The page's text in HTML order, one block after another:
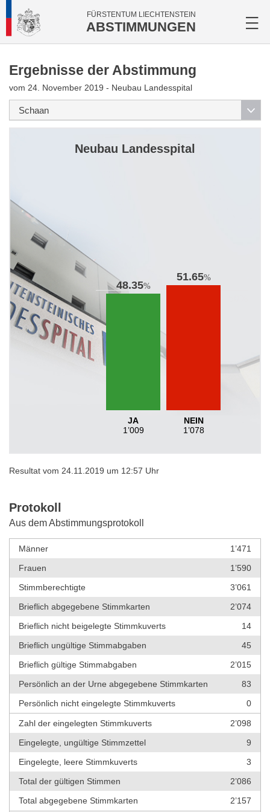
FÜRSTENTUM LIECHTENSTEIN
ABSTIMMUNGEN
Ergebnisse der Abstimmung
vom 24. November 2019 - Neubau Landesspital
Neubau Landesspital
48.35%
JA
1’009
51.65%
NEIN
1’078
Resultat vom 24.11.2019 um 12:57 Uhr
Protokoll
Aus dem Abstimmungsprotokoll
Männer
1’471
Frauen
1’590
Stimmberechtigte
3’061
Brieflich abgegebene Stimmkarten
2’074
Brieflich nicht beigelegte Stimmkuverts
14
Brieflich ungültige Stimmabgaben
45
Brieflich gültige Stimmabgaben
2’015
Persönlich an der Urne abgegebene Stimmkarten
83
Persönlich nicht eingelegte Stimmkuverts
0
Zahl der eingelegten Stimmkuverts
2’098
Eingelegte, ungültige Stimmzettel
9
Eingelegte, leere Stimmkuverts
3
Total der gültigen Stimmen
2’086
Total abgegebene Stimmkarten
2’157